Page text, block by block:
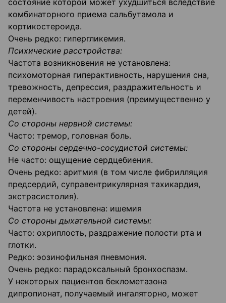
состояние которой может ухудшиться вследствие
комбинаторного приема сальбутамола и
кортикостероида.
Очень редко: гипергликемия.
Психические расстройства:
Частота возникновения не установлена:
психомоторная гиперактивность, нарушения сна,
тревожность, депрессия, раздражительность и
переменчивость настроения (преимущественно у
детей).
Со стороны нервной системы:
Часто: тремор, головная боль.
Со стороны сердечно-сосудистой системы:
Не часто: ощущение сердцебиения.
Очень редко: аритмия (в том числе фибрилляция
предсердий, суправентрикулярная тахикардия,
экстрасистолия).
Частота не установлена: ишемия
Со стороны дыхательной системы:
Часто: охриплость, раздражение полости рта и
глотки.
Редко: эозинофильная пневмония.
Очень редко: парадоксальный бронхоспазм.
У некоторых пациентов беклометазона
дипропионат, получаемый ингаляторно, может